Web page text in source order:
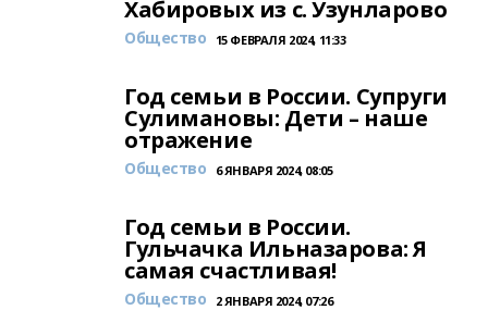
Хабировых из с. Узунларово
Общество 15 ФЕВРАЛЯ 2024, 11:33
Год семьи в России. Супруги
Сулимановы: Дети – наше
отражение
Общество 6 ЯНВАРЯ 2024, 08:05
Год семьи в России.
Гульчачка Ильназарова: Я
самая счастливая!
Общество 2 ЯНВАРЯ 2024, 07:26